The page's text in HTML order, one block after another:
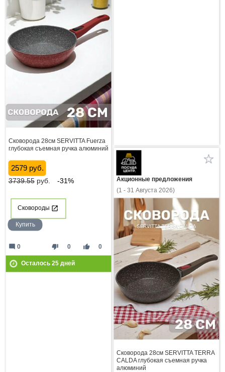
Сковорода 28см SERVITTA Fuerza
глубокая съемная ручка алюминий
2579 руб.
3739.55руб. -31%
Сковороды
Купить
thumb_down 0 thumb_up 0
mode_comment 0
Осталось 25дней
Акционные предложения
(1 - 31 Августа 2026)
Сковорода 28см SERVITTA TERRA
CALDA глубокая съемная ручка
алюминий